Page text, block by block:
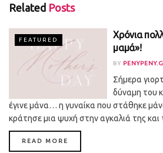
Related Posts
FEATURED
Χρόνια
μαμά»!
BY
Σήμερα
δύναμη του
έγινε μάνα… η γυναίκα που στάθηκε
κράτησε μια ψυχή στην αγκαλιά της και
READ MORE